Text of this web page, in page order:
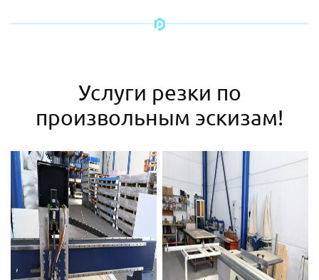
Услуги резки по
произвольным эскизам!